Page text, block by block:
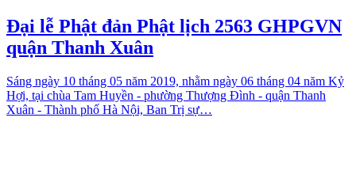
Đại lễ Phật đản Phật lịch 2563 GHPGVN
quận Thanh Xuân
Sáng ngày 10 tháng 05 năm 2019, nhằm ngày 06 tháng 04 năm Kỷ
Hợi, tại chùa Tam Huyền - phường Thượng Đình - quận Thanh
Xuân - Thành phố Hà Nội, Ban Trị sự…